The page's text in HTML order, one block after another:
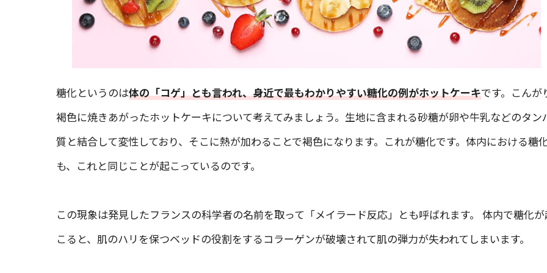
糖化というのは体の「コゲ」とも言われ、身近で最もわかりやすい糖化の例がホットケーキです。こんが
褐色に焼きあがったホットケーキについて考えてみましょう。生地に含まれる砂糖が卵や牛乳などのタン
質と結合して変性しており、そこに熱が加わることで褐色になります。これが糖化です。体内における糖
も、これと同じことが起こっているのです。
この現象は発見したフランスの科学者の名前を取って「メイラード反応」とも呼ばれます。 体内で糖化
こると、肌のハリを保つベッドの役割をするコラーゲンが破壊されて肌の弾力が失われてしまいます。